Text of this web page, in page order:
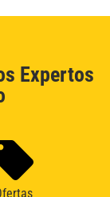
Expertos